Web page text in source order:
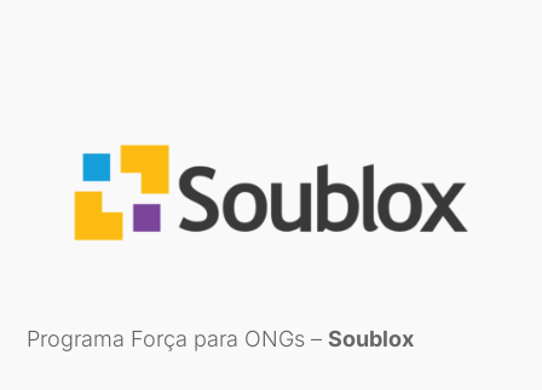
Programa Força para ONGs –Soublox